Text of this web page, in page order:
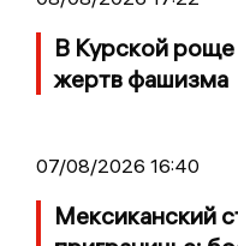
В Курской
жертв фашизма
07/08/2026 16:40
Мексиканский